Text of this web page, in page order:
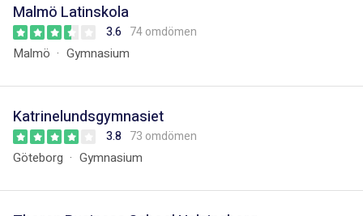
Malmö Latinskola
3.6 74 omdömen
Malmö Gymnasium
Katrinelundsgymnasiet
3.8 73 omdömen
Göteborg Gymnasium